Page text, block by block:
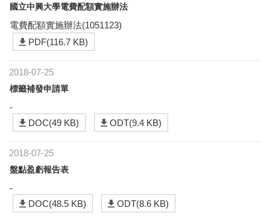
國立中興大學電費配額實施辦法
電費配額實施辦法(1051123)
PDF(116.7 KB)
2018-07-25
標籤補發申請單
-
DOC(49 KB)
ODT(9.4 KB)
2018-07-25
盤點盈虧報告表
-
DOC(48.5 KB)
ODT(8.6 KB)